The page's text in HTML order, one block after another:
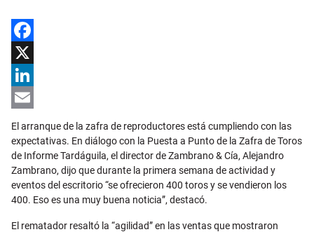
Facebook
X
LinkedIn
Email
El arranque de la zafra de reproductores está cumpliendo con las
expectativas. En diálogo con la Puesta a Punto de la Zafra de Toros
de Informe Tardáguila, el director de Zambrano & Cía, Alejandro
Zambrano, dijo que durante la primera semana de actividad y
eventos del escritorio “se ofrecieron 400 toros y se vendieron los
400. Eso es una muy buena noticia”, destacó.
El rematador resaltó la “agilidad” en las ventas que mostraron